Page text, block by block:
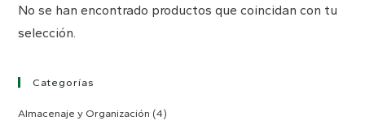
No se han encontrado productos que coincidan con tu
selección.
Categorías
Almacenaje y Organización (4)